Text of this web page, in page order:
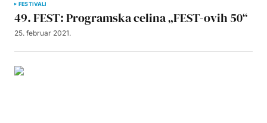
FESTIVALI
49. FEST: Programska celina „FEST-ovih 50“
25. februar 2021.